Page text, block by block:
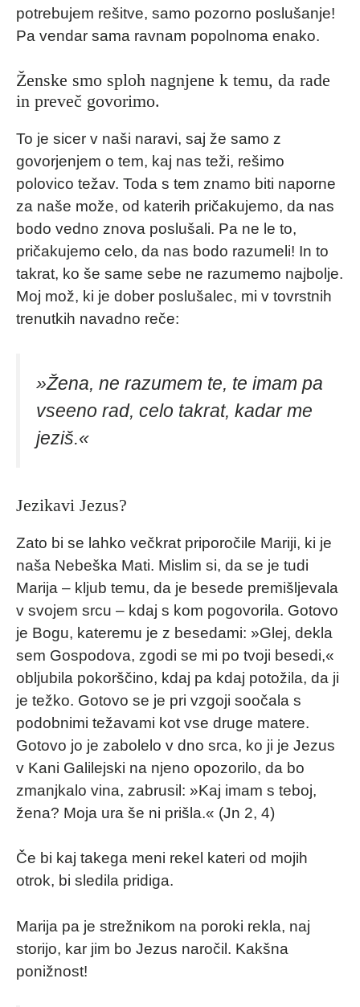
potrebujem rešitve, samo pozorno poslušanje!
Pa vendar sama ravnam popolnoma enako.
Ženske smo sploh nagnjene k temu, da rade
in preveč govorimo.
To je sicer v naši naravi, saj že samo z
govorjenjem o tem, kaj nas teži, rešimo
polovico težav. Toda s tem znamo biti naporne
za naše može, od katerih pričakujemo, da nas
bodo vedno znova poslušali. Pa ne le to,
pričakujemo celo, da nas bodo razumeli! In to
takrat, ko še same sebe ne razumemo najbolje.
Moj mož, ki je dober poslušalec, mi v tovrstnih
trenutkih navadno reče:
»Žena, ne razumem te, te imam pa
vseeno rad, celo takrat, kadar me
jeziš.«
Jezikavi Jezus?
Zato bi se lahko večkrat priporočile Mariji, ki je
naša Nebeška Mati. Mislim si, da se je tudi
Marija – kljub temu, da je besede premišljevala
v svojem srcu – kdaj s kom pogovorila. Gotovo
je Bogu, kateremu je z besedami: »Glej, dekla
sem Gospodova, zgodi se mi po tvoji besedi,«
obljubila pokorščino, kdaj pa kdaj potožila, da ji
je težko. Gotovo se je pri vzgoji soočala s
podobnimi težavami kot vse druge matere.
Gotovo jo je zabolelo v dno srca, ko ji je Jezus
v Kani Galilejski na njeno opozorilo, da bo
zmanjkalo vina, zabrusil: »Kaj imam s teboj,
žena? Moja ura še ni prišla.« (Jn 2, 4)
Če bi kaj takega meni rekel kateri od mojih
otrok, bi sledila pridiga.
Marija pa je strežnikom na poroki rekla, naj
storijo, kar jim bo Jezus naročil. Kakšna
ponižnost!